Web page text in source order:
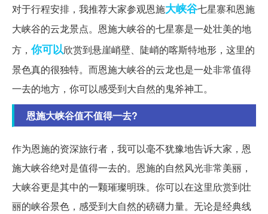
对于行程安排，我推荐大家参观恩施大峡谷七星寨和恩施
大峡谷的云龙景点。恩施大峡谷的七星寨是一处壮美的地
方，你可以欣赏到悬崖峭壁、陡峭的喀斯特地形，这里的
景色真的很独特。而恩施大峡谷的云龙也是一处非常值得
一去的地方，你可以感受到大自然的鬼斧神工。
恩施大峡谷值不值得一去?
作为恩施的资深旅行者，我可以毫不犹豫地告诉大家，恩
施大峡谷绝对是值得一去的。恩施的自然风光非常美丽，
大峡谷更是其中的一颗璀璨明珠。你可以在这里欣赏到壮
丽的峡谷景色，感受到大自然的磅礴力量。无论是经典线